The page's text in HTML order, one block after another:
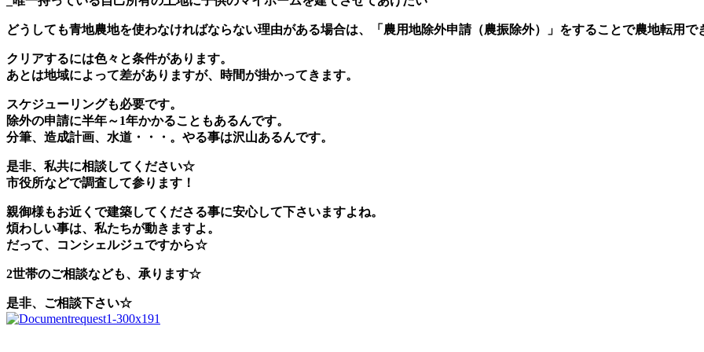
どうしても青地農地を使わなければならない理由がある場合は、「農用地除外申請（農振除外）」をすることで農地転用で
クリアするには色々と条件があります。
あとは地域によって差がありますが、時間が掛かってきます。
スケジューリングも必要です。
除外の申請に半年～1年かかることもあるんです。
分筆、造成計画、水道・・・。やる事は沢山あるんです。
是非、私共に相談してください☆
市役所などで調査して参ります！
親御様もお近くで建築してくださる事に安心して下さいますよね。
煩わしい事は、私たちが動きますよ。
だって、コンシェルジュですから☆
2世帯のご相談なども、承ります☆
是非、ご相談下さい☆